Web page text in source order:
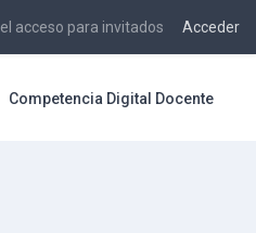
acceso para invitados Acceder
Competencia Digital Docente